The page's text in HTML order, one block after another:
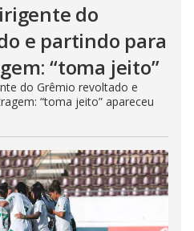
do
e partindo para
“toma jeito”
do Grêmio revoltado e
“toma jeito” apareceu